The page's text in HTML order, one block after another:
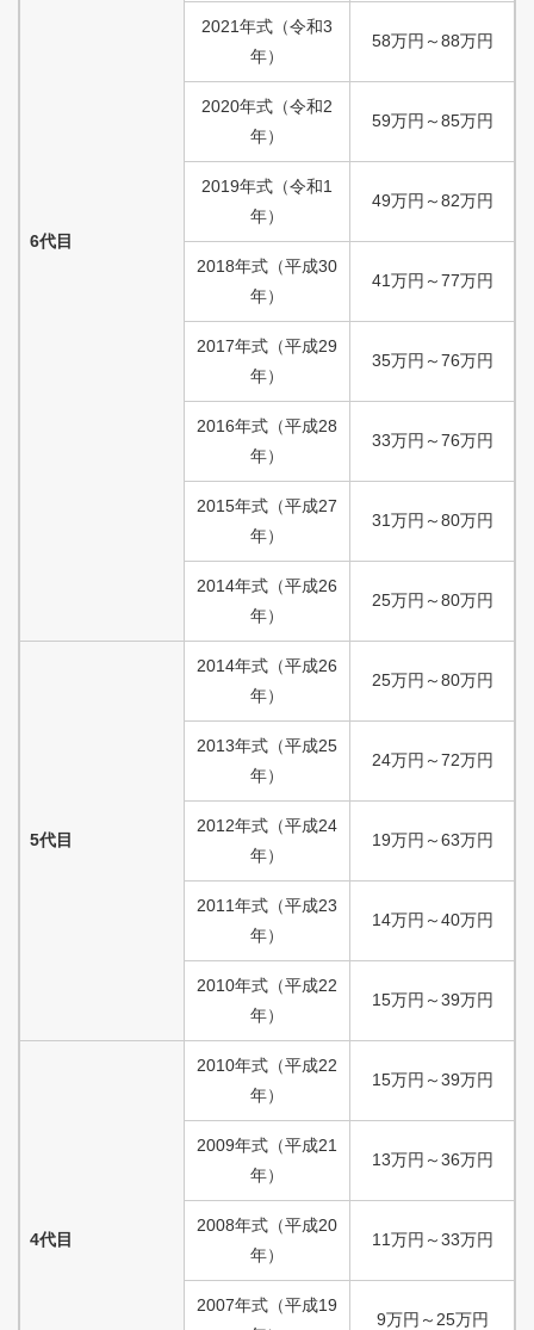
6代目
2021年式 （令和3
年）
58万円 ～88万円
2020年式 （令和2
年）
59万円 ～85万円
2019年式 （令和1
年）
49万円 ～82万円
2018年式 （平成30
年）
41万円 ～77万円
2017年式 （平成29
年）
35万円 ～76万円
2016年式 （平成28
年）
33万円 ～76万円
2015年式 （平成27
年）
31万円 ～80万円
2014年式 （平成26
年）
25万円 ～80万円
5代目
2014年式 （平成26
年）
25万円 ～80万円
2013年式 （平成25
年）
24万円 ～72万円
2012年式 （平成24
年）
19万円 ～63万円
2011年式 （平成23
年）
14万円 ～40万円
2010年式 （平成22
年）
15万円 ～39万円
4代目
2010年式 （平成22
年）
15万円 ～39万円
2009年式 （平成21
年）
13万円 ～36万円
2008年式 （平成20
年）
11万円 ～33万円
2007年式 （平成19
9万円 ～ 25万円